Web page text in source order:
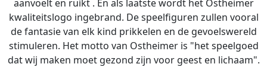
aanvoelt en ruikt . En als laatste wordt het Ostheimer
kwaliteitslogo ingebrand. De speelfiguren zullen vooral
de fantasie van elk kind prikkelen en de gevoelswereld
stimuleren. Het motto van Ostheimer is "het speelgoed
dat wij maken moet gezond zijn voor geest en lichaam".